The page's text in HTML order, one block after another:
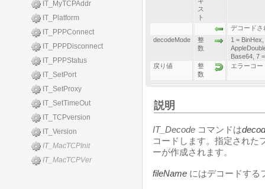
IT_MyTCPAddr
IT_Platform
IT_PPPConnect
IT_PPPDisconnect
IT_PPPStatus
IT_SetPort
IT_SetProxy
IT_SetTimeOut
IT_TCPversion
IT_Version
IT_MacTCPInit
IT_MacTCPVer
ス
ト
デコードさ
decodeMode
整
数
1 =
Base64, 7
戻り値
整
数
エラーコー
説明
IT_Decode コマンドは
コードします。指定された
ーが作成されます。
fileName にはデコードする